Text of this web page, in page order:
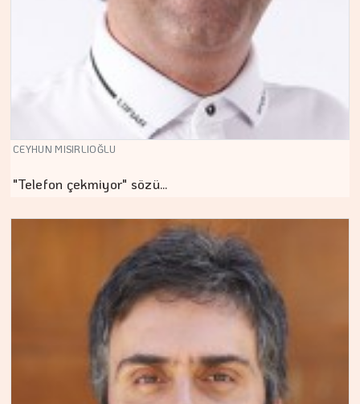
CEYHUN MISIRLIOĞLU
"Telefon çekmiyor" sözü…